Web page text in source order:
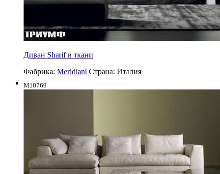
Диван Sharif в ткани
Фабрика: Meridiani Страна: Италия
M10769